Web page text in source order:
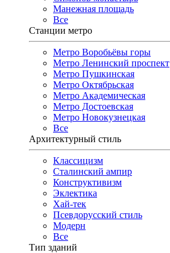
Манежная площадь
Все
Станции метро
Метро Воробьёвы горы
Метро Ленинский проспект
Метро Пушкинская
Метро Октябрьская
Метро Академическая
Метро Достоевская
Метро Новокузнецкая
Все
Архитектурный стиль
Классицизм
Сталинский ампир
Конструктивизм
Эклектика
Хай-тек
Псевдорусский стиль
Модерн
Все
Тип зданий